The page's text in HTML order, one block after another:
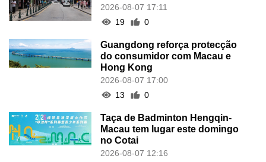
2026-08-07 17:11
19
0
Guangdong reforça protecção
do consumidor com Macau e
Hong Kong
2026-08-07 17:00
13
0
Taça de Badminton Hengqin-
Macau tem lugar este domingo
no Cotai
2026-08-07 12:16